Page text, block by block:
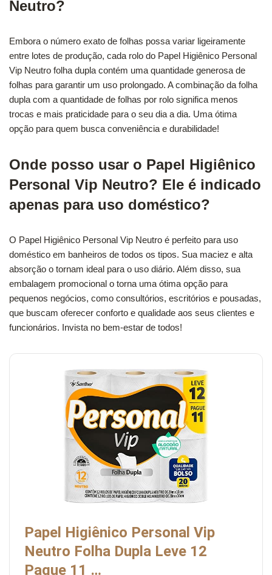
Neutro?
Embora o número exato de folhas possa variar ligeiramente
entre lotes de produção, cada rolo do Papel Higiênico Personal
Vip Neutro folha dupla contém uma quantidade generosa de
folhas para garantir um uso prolongado. A combinação da folha
dupla com a quantidade de folhas por rolo significa menos
trocas e mais praticidade para o seu dia a dia. Uma ótima
opção para quem busca conveniência e durabilidade!
Onde posso usar o Papel Higiênico
Personal Vip Neutro? Ele é indicado
apenas para uso doméstico?
O Papel Higiênico Personal Vip Neutro é perfeito para uso
doméstico em banheiros de todos os tipos. Sua maciez e alta
absorção o tornam ideal para o uso diário. Além disso, sua
embalagem promocional o torna uma ótima opção para
pequenos negócios, como consultórios, escritórios e pousadas,
que buscam oferecer conforto e qualidade aos seus clientes e
funcionários. Invista no bem-estar de todos!
Papel Higiênico Personal Vip
Neutro Folha Dupla Leve 12
Pague 11 …